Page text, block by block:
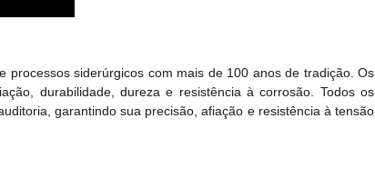
processos siderúrgicos com mais de 100 anos de tradição. Os
durabilidade, dureza e resistência à corrosão. Todos os
garantindo sua precisão, afiação e resistência à tensão